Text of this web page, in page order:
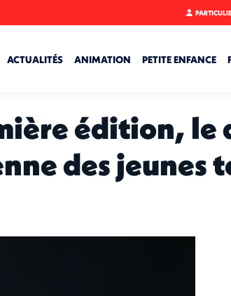
ACTUALITÉS ANIMATION PETITE ENFANCE
édition, le
des jeunes